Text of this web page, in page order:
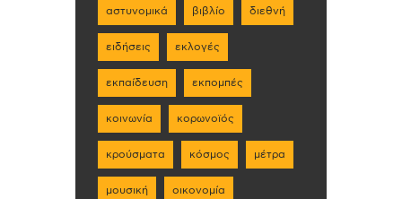
αστυνομικά βιβλίο διεθνή
ειδήσεις εκλογές
εκπαίδευση εκπομπές
κοινωνία κορωνοϊός
κρούσματα κόσμος μέτρα
μουσική οικονομία